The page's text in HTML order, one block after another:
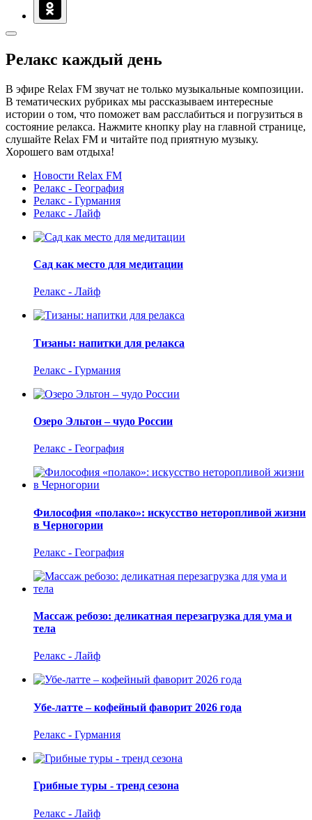
Релакс каждый день
В эфире Relax FM звучат не только музыкальные композиции.
В тематических рубриках мы рассказываем интересные
истории о том, что поможет вам расслабиться и погрузиться в
состояние релакса. Нажмите кнопку play на главной странице,
слушайте Relax FM и читайте под приятную музыку.
Хорошего вам отдыха!
Новости Relax FM
Релакс - География
Релакс - Гурмания
Релакс - Лайф
Сад как место для медитации
Релакс - Лайф
Тизаны: напитки для релакса
Релакс - Гурмания
Озеро Эльтон – чудо России
Релакс - География
Философия «полако»: искусство неторопливой жизни
в Черногории
Релакс - География
Массаж ребозо: деликатная перезагрузка для ума и
тела
Релакс - Лайф
Убе-латте – кофейный фаворит 2026 года
Релакс - Гурмания
Грибные туры - тренд сезона
Релакс - Лайф